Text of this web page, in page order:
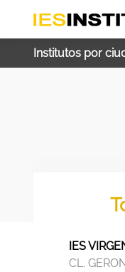
Institutos por
IES
CL.